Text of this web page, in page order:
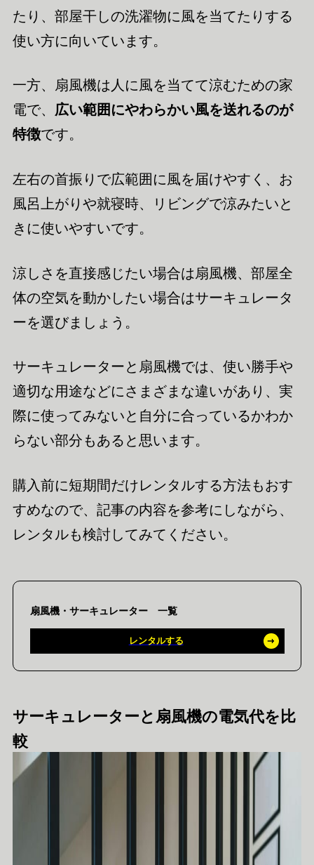
たり、部屋干しの洗濯物に風を当てたりする
使い方に向いています。
一方、扇風機は人に風を当てて涼むための家
電で、 広い範囲にやわらかい風を送れるのが
特徴です。
左右の首振りで広範囲に風を届けやすく、お
風呂上がりや就寝時、リビングで涼みたいと
きに使いやすいです。
涼しさを直接感じたい場合は扇風機、部屋全
体の空気を動かしたい場合はサーキュレータ
ーを選びましょう。
サーキュレーターと扇風機では、使い勝手や
適切な用途などにさまざまな違いがあり、実
際に使ってみないと自分に合っているかわか
らない部分もあると思います。
購入前に短期間だけレンタルする方法もおす
すめなので、記事の内容を参考にしながら、
レンタルも検討してみてください。
扇風機・サーキュレーター 一覧
レンタルする
サーキュレーターと扇風機の電気代を比
較